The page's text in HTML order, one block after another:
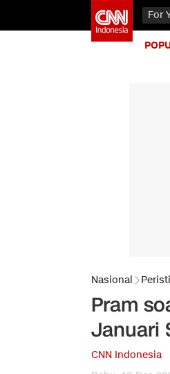
For
Nasional
Pram
Januari
CNN Indonesia